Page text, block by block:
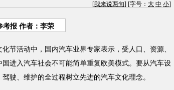
[我来说两句] [字号： 大 中 小]
考报 作者：李荣
化节活动中，国内汽车业界专家表示，受人口、资源、
进入汽车社会不可能简单重复欧美模式。要从汽车设
驶、维护的全过程树立先进的汽车文化理念。